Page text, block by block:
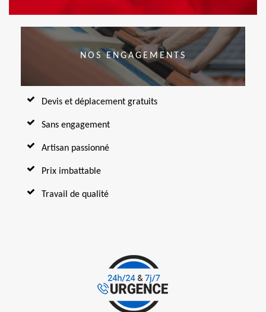
NOS ENGAGEMENTS
Devis et déplacement gratuits
Sans engagement
Artisan passionné
Prix imbattable
Travail de qualité